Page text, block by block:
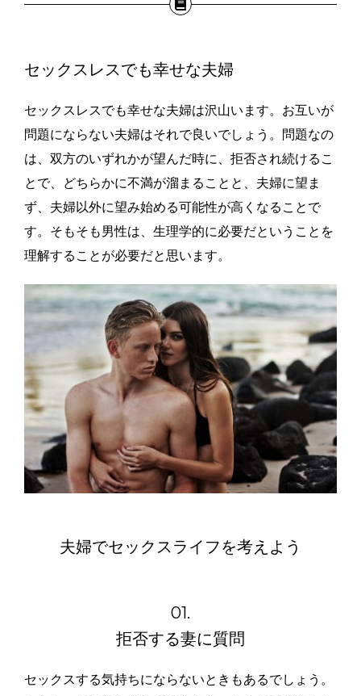
セックスレスでも幸せな夫婦
セックスレスでも幸せな夫婦は沢山います。お互いが
問題にならない夫婦はそれで良いでしょう。問題なの
は、双方のいずれかが望んだ時に、拒否され続けるこ
とで、どちらかに不満が溜まることと、夫婦に望ま
ず、夫婦以外に望み始める可能性が高くなることで
す。そもそも男性は、生理学的に必要だということを
理解することが必要だと思います。
夫婦でセックスライフを考えよう
01.
拒否する妻に質問
セックスする気持ちにならないときもあるでしょう。